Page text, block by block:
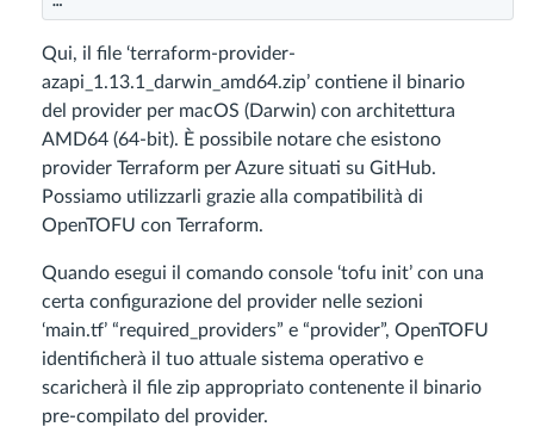
Qui, il file ‘terraform-provider-
azapi_1.13.1_darwin_amd64.zip’ contiene il binario
del provider per macOS (Darwin) con architettura
AMD64 (64-bit). È possibile notare che esistono
provider Terraform per Azure situati su GitHub.
Possiamo utilizzarli grazie alla compatibilità di
OpenTOFU con Terraform.
Quando esegui il comando console ‘tofu init’ con una
certa configurazione del provider nelle sezioni
‘main.tf’ “required_providers” e “provider”, OpenTOFU
identificherà il tuo attuale sistema operativo e
scaricherà il file zip appropriato contenente il binario
pre-compilato del provider.